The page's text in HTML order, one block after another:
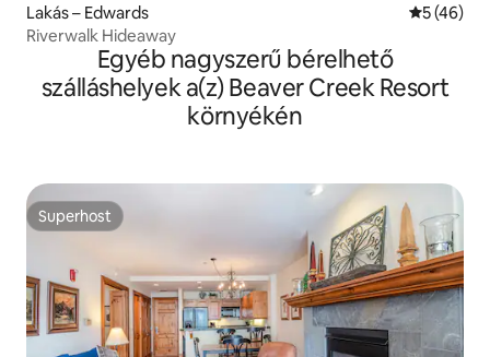
Lakás – Edwards Átlagos
5 (46)
Riverwalk Hideaway
Egyéb nagyszerű bérelhető
szálláshelyek a(z) Beaver Creek Resort
környékén
Superhost
Superhost